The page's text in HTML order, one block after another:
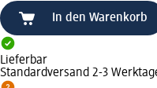
In den Warenkorb
Lieferbar
Standardversand 2-3